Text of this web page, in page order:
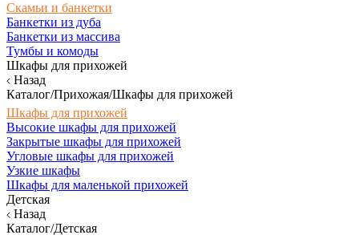
Скамьи и банкетки
Банкетки из дуба
Банкетки из массива
Тумбы и комоды
Шкафы для прихожей
Назад
Каталог/Прихожая/Шкафы для прихожей
Шкафы для прихожей
Высокие шкафы для прихожей
Закрытые шкафы для прихожей
Угловые шкафы для прихожей
Узкие шкафы
Шкафы для маленькой прихожей
Детская
Назад
Каталог/Детская